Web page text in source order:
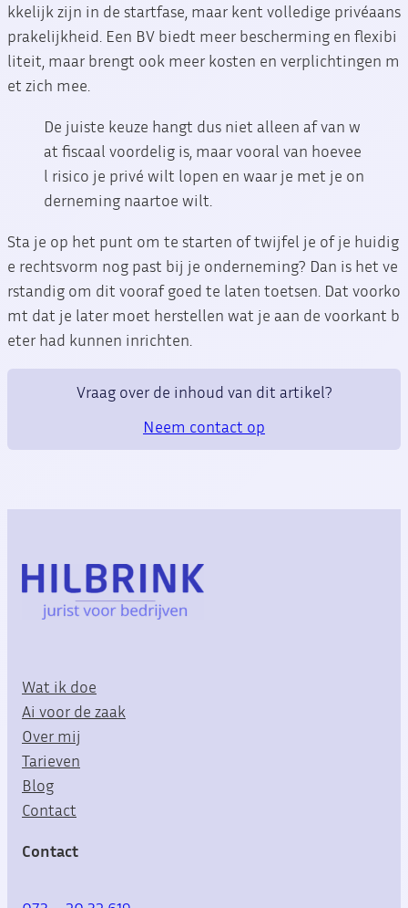
kkelijk zijn in de startfase, maar kent volledige privéaans
prakelijkheid. Een BV biedt meer bescherming en flexibi
liteit, maar brengt ook meer kosten en verplichtingen m
et zich mee.
De juiste keuze hangt dus niet alleen af van w
at fiscaal voordelig is, maar vooral van hoevee
l risico je privé wilt lopen en waar je met je on
derneming naartoe wilt.
Sta je op het punt om te starten of twijfel je of je huidig
e rechtsvorm nog past bij je onderneming? Dan is het ve
rstandig om dit vooraf goed te laten toetsen. Dat voorko
mt dat je later moet herstellen wat je aan de voorkant b
eter had kunnen inrichten.
Vraag over de inhoud van dit artikel?
Neem contact op
Wat ik doe
Ai voor de zaak
Over mij
Tarieven
Blog
Contact
Contact